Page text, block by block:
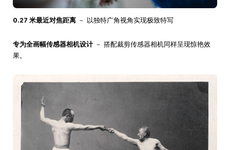
0.27 米最近对焦距离 － 以独特广角视角实现极致特写
专为全画幅传感器相机设计－ 搭配裁剪传感器相机同样呈现惊艳效
果。